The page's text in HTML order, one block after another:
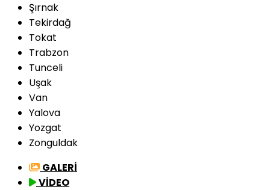
Şırnak
Tekirdağ
Tokat
Trabzon
Tunceli
Uşak
Van
Yalova
Yozgat
Zonguldak
GALERİ
VİDEO